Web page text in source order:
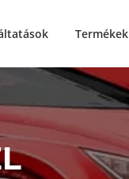
Termékek